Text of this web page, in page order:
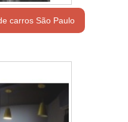
carros São Paulo